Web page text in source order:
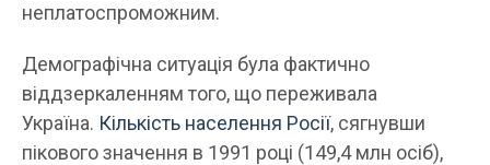
неплатоспроможним.
Демографічна ситуація була фактично
віддзеркаленням того, що переживала
Україна. Кількість населення Росії, сягнувши
пікового значення в 1991 році (149,4 млн осіб),